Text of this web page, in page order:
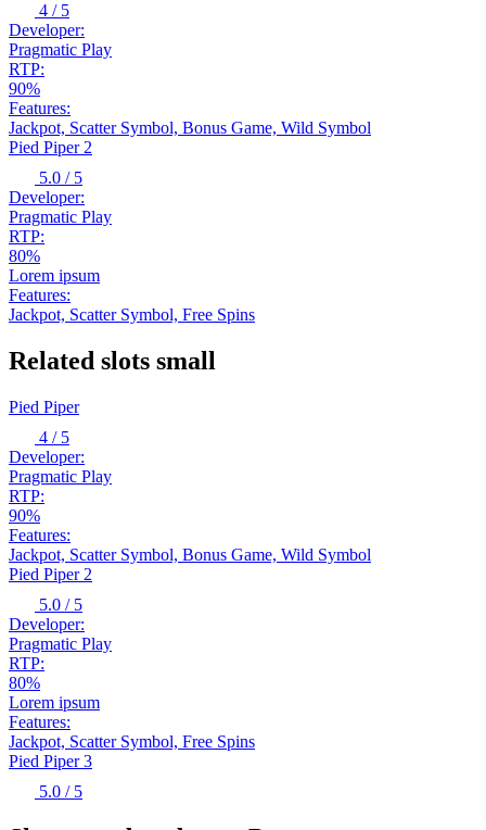
4 / 5
Developer:
Pragmatic Play
RTP:
90%
Features:
Jackpot, Scatter Symbol, Bonus Game, Wild Symbol
Pied Piper 2
5.0 / 5
Developer:
Pragmatic Play
RTP:
80%
Lorem ipsum
Features:
Jackpot, Scatter Symbol, Free Spins
Related slots small
Pied Piper
4 / 5
Developer:
Pragmatic Play
RTP:
90%
Features:
Jackpot, Scatter Symbol, Bonus Game, Wild Symbol
Pied Piper 2
5.0 / 5
Developer:
Pragmatic Play
RTP:
80%
Lorem ipsum
Features:
Jackpot, Scatter Symbol, Free Spins
Pied Piper 3
5.0 / 5